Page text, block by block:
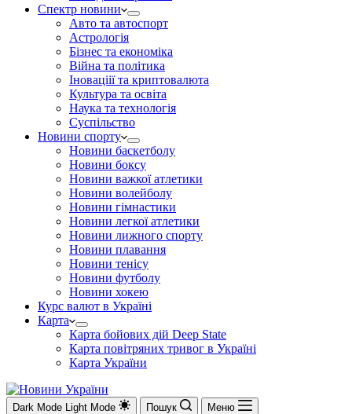
Спектр новини
Авто та автоспорт
Астрологія
Бізнес та економіка
Війна та політика
Іноваціії та криптовалюта
Культура та освіта
Наука та технологія
Суспільство
Новини спорту
Новини баскетболу
Новини боксу
Новини важкої атлетики
Новини волейболу
Новини гімнастики
Новини легкої атлетики
Новини лижного спорту
Новини плавання
Новини тенісу
Новини футболу
Новини хокею
Курс валют в Україні
Карта
Карта бойових дій Deep State
Карта повітряних тривог в Україні
Карта України
Dark Mode Light Mode Пошук Меню